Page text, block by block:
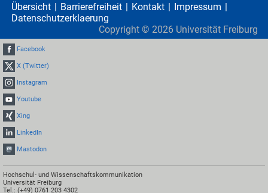
Übersicht Barrierefreiheit Kontakt
Impressum
Datenschutzerklaerung
Copyright © 2026 Universität Freiburg
Facebook
X (Twitter)
Instagram
Youtube
Xing
LinkedIn
Mastodon
Hochschul- und Wissenschaftskommunikation
Universität Freiburg
Tel.: (+49) 0761 203 4302